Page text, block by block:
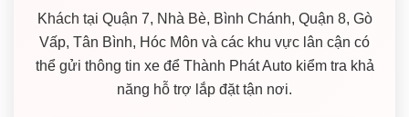
Khách tại Quận 7, Nhà Bè, Bình Chánh, Quận 8, Gò
Vấp, Tân Bình, Hóc Môn và các khu vực lân cận có
thể gửi thông tin xe để Thành Phát Auto kiểm tra khả
năng hỗ trợ lắp đặt tận nơi.